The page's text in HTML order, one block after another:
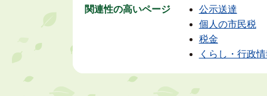
関連性の高いページ
公示送達
個人の市民税
税金
くらし・行政